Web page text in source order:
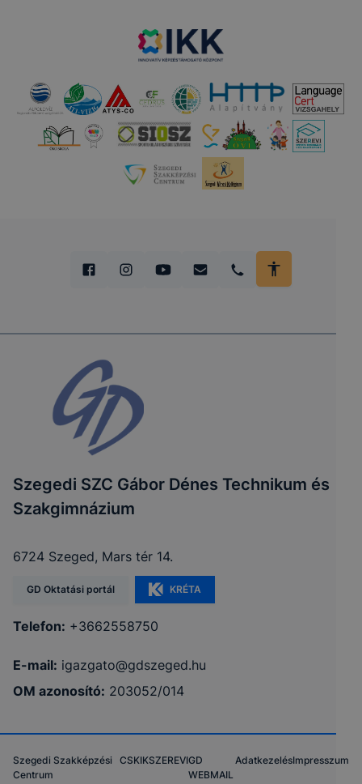
Szegedi SZC Gábor Dénes Technikum és
Szakgimnázium
6724 Szeged, Mars tér 14.
GD Oktatási portál KRÉTA
Telefon: +3662558750
E-mail: igazgato@gdszeged.hu
OM azonosító: 203052/014
Szegedi Szakképzési
Centrum
CSKIKSZEREVIGD
WEBMAIL
AdatkezelésImpresszum